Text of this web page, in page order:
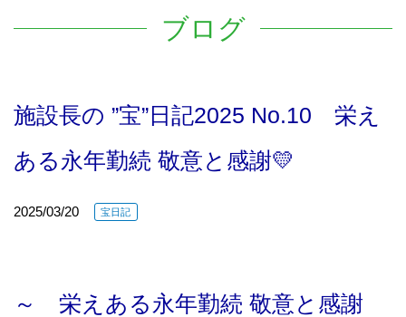
ブログ
施設長の ”宝”日記2025 No.10 栄え
ある永年勤続 敬意と感謝💛
2025/03/20 宝日記
～ 栄えある永年勤続 敬意と感謝